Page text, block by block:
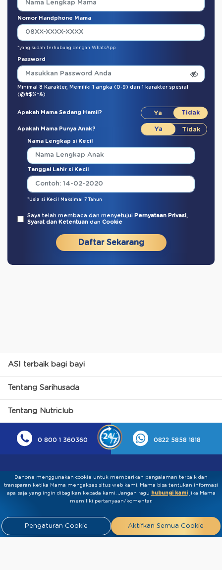
Nomor Handphone Mama
*yang sudah terhubung dengan WhatsApp
Password
Minimal 8 Karakter, Memiliki 1 angka (0-9) dan 1 karakter spesial
(@#$%^&)
Apakah Mama Sedang Hamil?
Apakah Mama Punya Anak?
Nama Lengkap si Kecil
Tanggal Lahir si Kecil
*Usia si Kecil Maksimal 7 Tahun
Saya telah membaca dan menyetujui Pernyataan Privasi,
Syarat dan Ketentuan dan Cookie
Daftar Sekarang
ASI terbaik bagi bayi
Tentang Sarihusada
Tentang Nutriclub
0 800 1 360360 0822 5858 1818
Kebijakan Privasi Syarat & Ketentuan
Tentang Kami
Danone menggunakan cookie untuk memberikan pengalaman terbaik dan
transparan ketika Mama mengakses situs web kami. Mama bisa tentukan informasi
apa saja yang ingin dibagikan kepada kami.​ ​Jangan ragu hubungi kamijika Mama
memiliki pertanyaan/komentar.
Pengaturan Cookie Aktifkan Semua Cookie